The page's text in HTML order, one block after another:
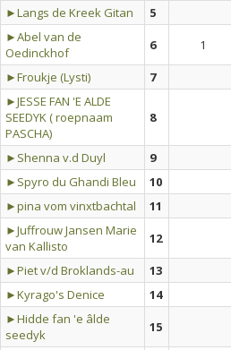
►Langs de Kreek Gitan
5
►Abel van de
Oedinckhof
6 1
►Froukje (Lysti)
7
►JESSE FAN 'E ALDE
SEEDYK ( roepnaam
PASCHA)
8
►Shenna v.d Duyl 9
►Spyro du Ghandi Bleu
10
►pina vom vinxtbachtal
11
►Juffrouw Jansen Marie
van Kallisto
12
►Piet v/d Broklands-au
13
►Kyrago's Denice
14
►Hidde fan 'e âlde
seedyk
15